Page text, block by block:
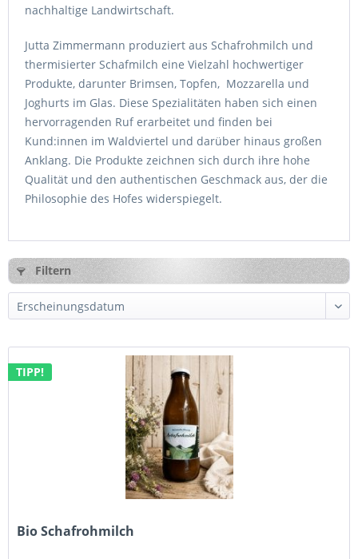
nachhaltige Landwirtschaft.
Jutta Zimmermann produziert aus Schafrohmilch und
thermisierter Schafmilch eine Vielzahl hochwertiger
Produkte, darunter Brimsen, Topfen, Mozzarella und
Joghurts im Glas. Diese Spezialitäten haben sich einen
hervorragenden Ruf erarbeitet und finden bei
Kund:innen im Waldviertel und darüber hinaus großen
Anklang. Die Produkte zeichnen sich durch ihre hohe
Qualität und den authentischen Geschmack aus, der die
Philosophie des Hofes widerspiegelt.
Filtern
TIPP!
Bio Schafrohmilch